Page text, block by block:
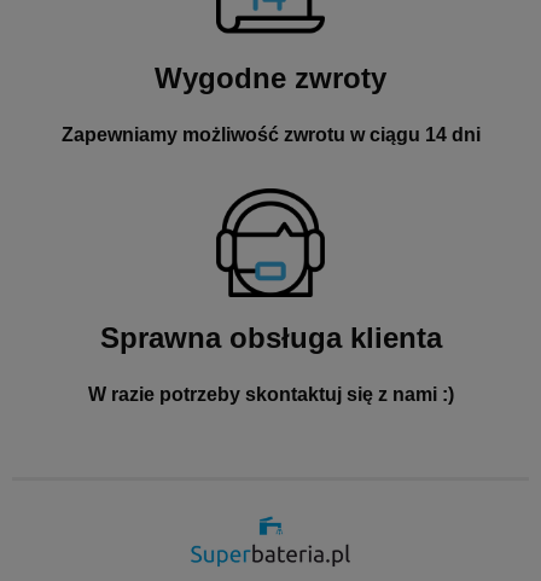
Wygodne zwroty
Zapewniamy możliwość zwrotu w ciągu 14 dni
Sprawna obsługa klienta
W razie potrzeby skontaktuj się z nami :)